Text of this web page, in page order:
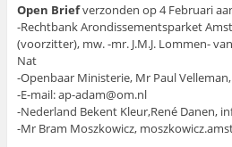
Open Briefverzonden op 4 Februari
-Rechtbank Arondissementsparket
(voorzitter), mw. -mr. J.M.J. Lommen-
Nat
-Openbaar Ministerie, Mr Paul
-E-mail: ap-adam@om.nl
-Nederland Bekent Kleur,René Danen,
-Mr Bram Moszkowicz,